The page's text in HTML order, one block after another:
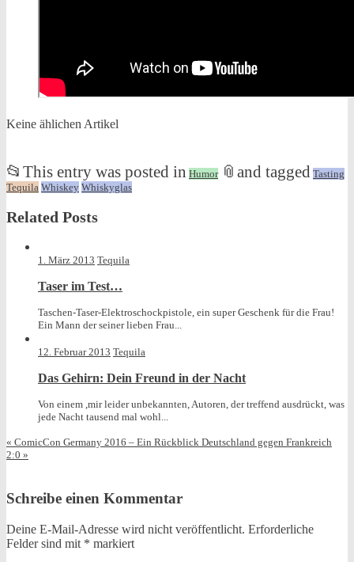
Keine ählichen Artikel
📂 This entry was posted in Humor 📎 and tagged Tasting
Tequila Whiskey Whiskyglas
Related Posts
1. März 2013 Tequila
Taser im Test…
Taschen-Taser-Elektroschockpistole, ein super Geschenk für die Frau!
Ein Mann der seiner lieben Frau...
12. Februar 2013 Tequila
Das Gehirn: Dein Freund in der Nacht
Von einem ,mir leider unbekannten, Autoren, der treffend ausdrückt, was
jede Nacht tausend mal wohl...
« ComicCon Germany 2016 – Ein Rückblick Deutschland gegen Frankreich
2:0 »
Schreibe einen Kommentar
Deine E-Mail-Adresse wird nicht veröffentlicht. Erforderliche
Felder sind mit * markiert